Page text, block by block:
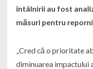
întâlnirii au fost
măsuri pentru
„Cred că o prioritate
diminuarea impactului